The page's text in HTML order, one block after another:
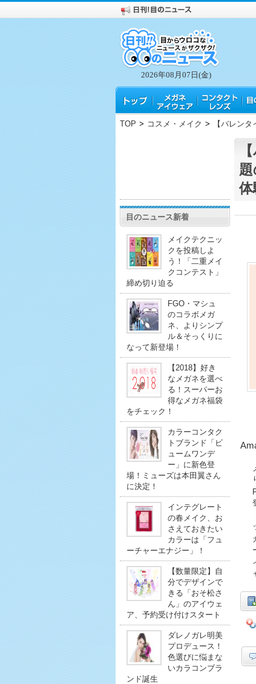
2026年08月07日(金)
TOP > コスメ・メイク > 【バレン
目のニュース新着
メイクテクニッ
クを投稿しよ
う！「二重メイ
クコンテスト」
締め切り迫る
FGO・マシュ
のコラボメガ
ネ、よりシンプ
ル＆そっくりに
なって新登場！
【2018】好き
なメガネを選べ
る！スーパーお
得なメガネ福袋
をチェック！
カラーコンタク
トブランド「ビ
ュームワンデ
ー」に新色登
場！ミューズは本田翼さん
に決定！
インテグレート
の春メイク、お
さえておきたい
カラーは「フュ
ーチャーエナジー」！
【数量限定】自
分でデザインで
きる「おそ松さ
ん」のアイウェ
ア、予約受け付けスタート
ダレノガレ明美
プロデュース！
色選びに悩まな
いカラコンブラ
ンド誕生
体